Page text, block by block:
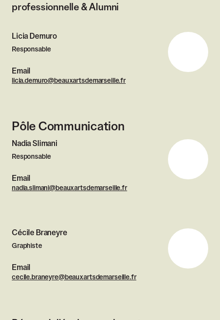
professionnelle & Alumni
Licia Demuro
Responsable
Email
licia.demuro@beauxartsdemarseille.fr
Pôle Communication
Nadia Slimani
Responsable
Email
nadia.slimani@beauxartsdemarseille.fr
Cécile Braneyre
Graphiste
Email
cecile.braneyre@beauxartsdemarseille.fr